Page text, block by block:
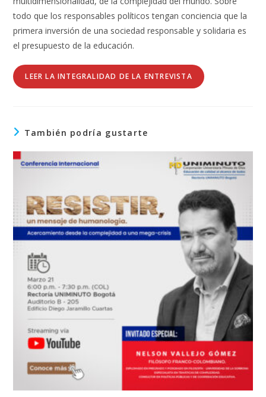
todo que los responsables políticos tengan conciencia que la
primera inversión de una sociedad responsable y solidaria es
el presupuesto de la educación.
LEER LA INTEGRALIDAD DE LA ENTREVISTA
También podría gustarte